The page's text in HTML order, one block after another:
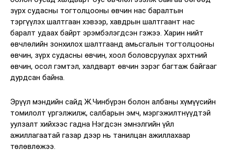
зүрх судасны тогтолцооны өвчин нас баралтын
тэргүүлэх шалтгаан хэвээр, хавдрын шалтгаант нас
баралт удаах байрт эрэмбэлэгдсэн гэжээ. Харин нийт
өвчлөлийн зонхилох шалтгаанд амьсгалын тогтолцооны
өвчин, зүрх судасны өвчин, хоол боловсруулах эрхтний
өвчин, осол гэмтэл, халдварт өвчин зэрэг багтаж байгааг
дурдсан байна.
Эрүүл мэндийн сайд Ж.Чинбүрэн болон албаны хүмүүсийн
томилолт үргэлжилж, салбарын эмч, мэргэжилтнүүдтэй
уулзалт хийхээс гадна Нэгдсэн эмнэлгийн үйл
ажиллагаатай газар дээр нь танилцан ажиллахаар
төлөвлөжээ.